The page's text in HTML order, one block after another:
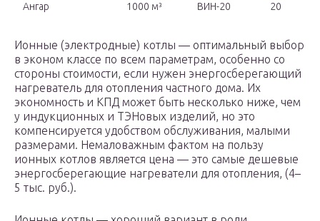
Ангар 1000 м³ ВИН-20 20
Ионные (электродные) котлы — оптимальный выбор
в эконом классе по всем параметрам, особенно со
стороны стоимости, если нужен энергосберегающий
нагреватель для отопления частного дома. Их
экономность и КПД может быть несколько ниже, чем
у индукционных и ТЭНовых изделий, но это
компенсируется удобством обслуживания, малыми
размерами. Немаловажным фактом на пользу
ионных котлов является цена — это самые дешевые
энергосберегающие нагреватели для отопления, (4–
5 тыс. руб.).